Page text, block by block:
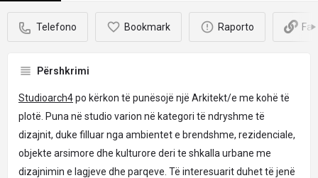
Telefono Bookmark Raporto
Përshkrimi
Studioarch4po kërkon të punësojë një Arkitekt/e me kohë të
plotë. Puna në studio varion në kategori të ndryshme të
dizajnit, duke filluar nga ambientet e brendshme, rezidenciale,
objekte arsimore dhe kulturore deri te shkalla urbane me
dizajnimin e lagjeve dhe parqeve. Të interesuarit duhet të jenë